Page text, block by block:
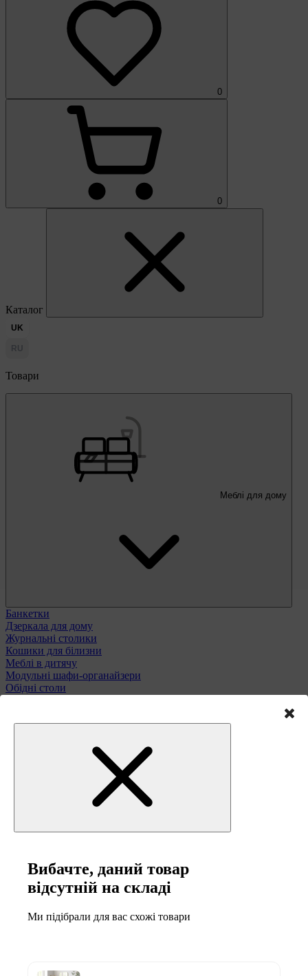
0
0
Каталог
UK
RU
Товари
Меблі для дому
Банкетки
Дзеркала для дому
Журнальні столики
Кошики для білизни
Меблі в дитячу
Модульні шафи-органайзери
Обідні столи
Стільці і табурети
Вибачте, даний товар
відсутній на складі
Ми підібрали для вас схожі товари